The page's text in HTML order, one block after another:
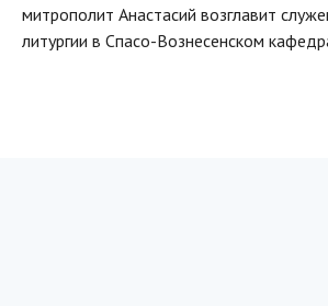
митрополит Анастасий возглавит
литургии в Спасо-Вознесенском